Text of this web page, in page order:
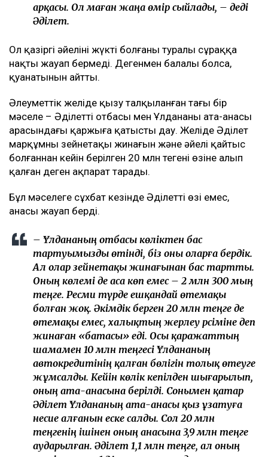
арқасы. Ол маған жаңа өмір сыйлады, – деді
Әділет.
Ол қазіргі әйелінің жүкті болғаны туралы сұраққа
нақты жауап бермеді. Дегенмен балалы болса,
қуанатынын айтты.
Әлеуметтік желіде қызу талқыланған тағы бір
мәселе – Әділеттің отбасы мен Ұлдананың ата-анасы
арасындағы қаржыға қатысты дау. Желіде Әділет
марқұмның зейнетақы жинағын және әйелі қайтыс
болғаннан кейін берілген 20 млн теңгені өзіне алып
қалған деген ақпарат тарады.
Бұл мәселеге сұхбат кезінде Әділеттің өзі емес,
анасы жауап берді.
– Ұлдананың отбасы көліктен бас
тартуымызды өтінді, біз оны оларға бердік.
Ал олар зейнетақы жинағынан бас тартты.
Оның көлемі де аса көп емес – 2 млн 300 мың
теңге. Ресми түрде ешқандай өтемақы
болған жоқ. Әкімдік берген 20 млн теңге де
өтемақы емес, халықтың жерлеу рәсіміне деп
жинаған «батасы» еді. Осы қаражаттың
шамамен 10 млн теңгесі Ұлдананың
автокредитінің қалған бөлігін толық өтеуге
жұмсалды. Кейін көлік кепілден шығарылып,
оның ата-анасына берілді. Сонымен қатар
Әділет Ұлдананың ата-анасы қыз ұзатуға
несие алғанын еске салды. Сол 20 млн
теңгенің ішінен оның анасына 3,9 млн теңге
аударылған. Әділет 1,1 млн теңге, ал оның